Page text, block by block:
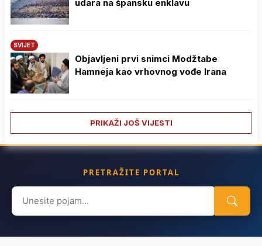
udara na špansku enklavu
SVIJET
Objavljeni prvi snimci Modžtabe
Hamneja kao vrhovnog vođe Irana
PRIKAŽI JOŠ VIJESTI
PRETRAŽITE PORTAL
Search
for: